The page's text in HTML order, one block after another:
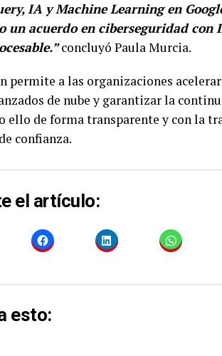
IA y Machine Learning en
un acuerdo en ciberseguridad con
concluyó Paula Murcia.
permite a las organizaciones
de nube y garantizar la
ello de forma transparente y con la
confianza.
el artículo:
esto: